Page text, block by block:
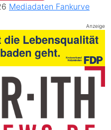
Mediadaten Fankurve
Anzeige